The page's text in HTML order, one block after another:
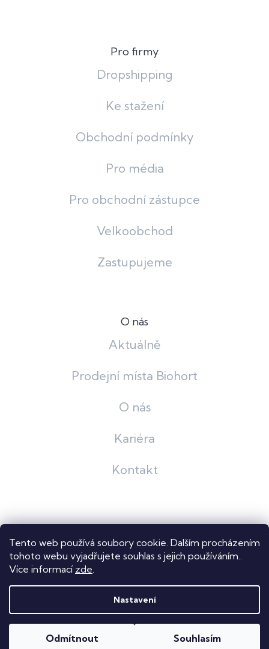
Tento web používá soubory cookie. Dalším procházením
tohoto webu vyjadřujete souhlas s jejich používáním..
Více informací zde.
Nastavení
Odmítnout Souhlasím
Pro firmy
Dropshipping
Ke stažení
Obchodní podmínky
Pro média
Pro obchodní zástupce
Velkoobchod
Zastupujeme
O nás
Aktuálně
Prodejní místa Biohort
O nás
Kariéra
Kontakt
Shoptet
Copyright 2026Dastech s.r.o.. Všechna práva vyhrazena.
Upravit nastavení cookies